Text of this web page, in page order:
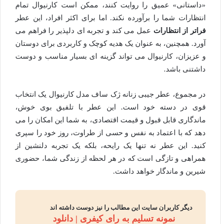
«داستانی» عمیق را روایت کنند، ممکن است کارنیوال تمام
انتظارات شما را برآورده نکند. اما برای اکثر افراد، این عطر
فراتر از انتظارات عمل می کند و تجربه ای دلپذیر را فراهم می
آورد. همچنین، به عنوان یک هدیه کوچک و کاربردی برای دوستان
و عزیزان، کارنیوال می تواند گزینه ای بسیار مناسب و دوست
داشتنی باشد.
در مجموع، عطر جیبی زنانه ژک ساف مدل کارنیوال یک انتخاب
قوی در دسته خود است. این عطر با تلفیق بوی خوش،
ماندگاری قابل قبول و قیمت اقتصادی، به شما این امکان را می
دهد که با اعتماد به نفس و حسی از طراوت، روز خود را سپری
کنید. این عطر نه تنها یک رایحه، بلکه یک تجربه دلنشین از
همراهی و تازگی است که در هر لحظه از زندگی شما، حضوری
شیرین و ماندگار خواهد داشت.
دیگر کاربران سایت این مطالب را نیز دوست داشته اند
نمونه تسلیم به رای کیفری | دانلود